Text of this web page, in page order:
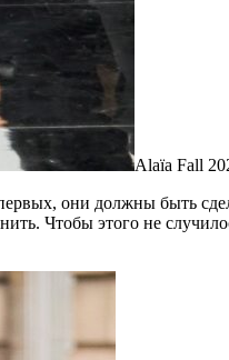
Alaïa Fall
они должны быть
Чтобы этого не